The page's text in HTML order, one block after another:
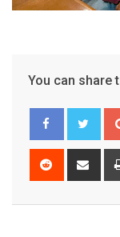
You can share
Reddit